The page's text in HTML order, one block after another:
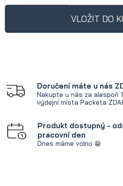
na trh.
VLOŽIT DO
Doručení máte u nás
Nakupte u nás za alespoň
výdejní místa Packeta
Produkt dostupný -
pracovní den
Dnes máme volno 😁